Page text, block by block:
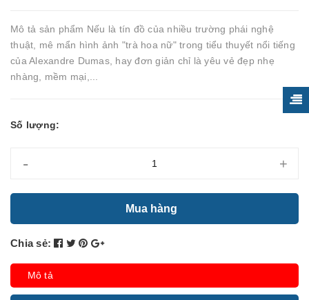
Mô tả sản phẩm Nếu là tín đồ của nhiều trường phái nghệ
thuật, mê mẩn hình ảnh "trà hoa nữ" trong tiểu thuyết nổi tiếng
của Alexandre Dumas, hay đơn giản chỉ là yêu vẻ đẹp nhẹ
nhàng, mềm mại,...
Số lượng:
- +
Mua hàng
Chia sẻ:
Mô tả